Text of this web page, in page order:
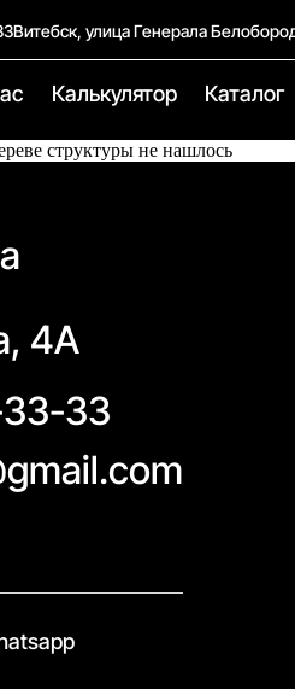
Витебск, улица Генерала
Калькулятор Каталог
структуры не нашлось
4А
33